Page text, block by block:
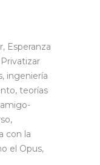
Esperanza
ingeniería
teorías
con la
el Opus,